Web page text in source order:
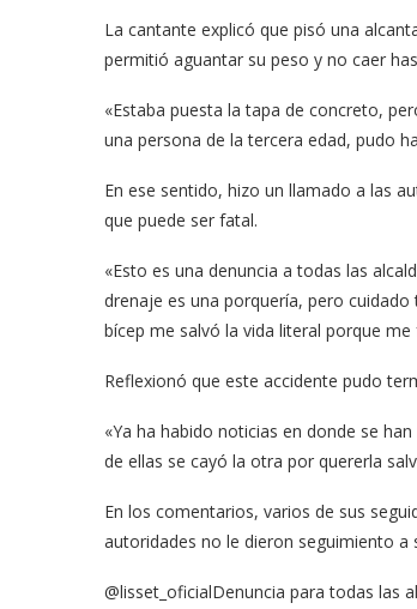
La cantante explicó que pisó una
permitió aguantar su peso y no caer
«Estaba puesta la tapa de concreto,
una persona de la tercera edad, pudo
En ese sentido, hizo un llamado a las
que puede ser fatal.
«Esto es una denuncia a todas las
drenaje es una porquería, pero
bícep me salvó la vida literal porque
Reflexionó que este accidente pudo
«Ya ha habido noticias en donde se
de ellas se cayó la otra por quererla
En los comentarios, varios de sus
autoridades no le dieron seguimiento a
@lisset_oficialDenuncia para todas las
imágenes de ‘Velvet
Fabiola
alfombra roja...
02/09/2025